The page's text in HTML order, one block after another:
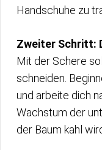
Handschuhe zu
Zweiter Schritt:
Mit der Schere
schneiden.
und arbeite dich
Wachstum der
der Baum kahl